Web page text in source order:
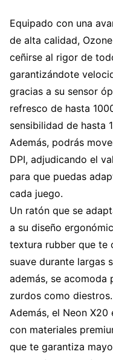
Equipado con una
de alta calidad,
ceñirse al rigor de
garantizándote
gracias a su sensor
refresco de hasta
sensibilidad de hasta
Además, podrás
DPI, adjudicando el
para que puedas
cada juego.
Un ratón que se
a su diseño
textura rubber que te
suave durante largas
además, se acomoda
zurdos como diestros.
Además, el Neon
con materiales
que te garantiza